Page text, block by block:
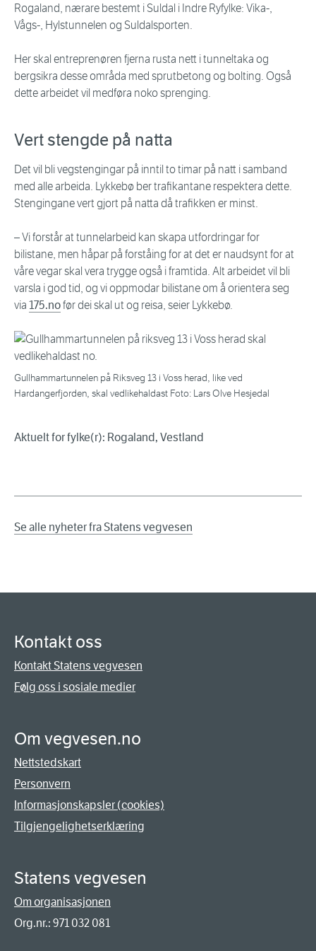
Rogaland, nærare bestemt i Suldal i Indre Ryfylke: Vika-,
Vågs-, Hylstunnelen og Suldalsporten.
Her skal entreprenøren fjerna rusta nett i tunneltaka og
bergsikra desse områda med sprutbetong og bolting. Også
dette arbeidet vil medføra noko sprenging.
Vert stengde på natta
Det vil bli vegstengingar på inntil to timar på natt i samband
med alle arbeida. Lykkebø ber trafikantane respektera dette.
Stengingane vert gjort på natta då trafikken er minst.
– Vi forstår at tunnelarbeid kan skapa utfordringar for
bilistane, men håpar på forståing for at det er naudsynt for at
våre vegar skal vera trygge også i framtida. Alt arbeidet vil bli
varsla i god tid, og vi oppmodar bilistane om å orientera seg
via 175.nofør dei skal ut og reisa, seier Lykkebø.
Gullhammartunnelen på Riksveg 13 i Voss herad, like ved
Hardangerfjorden, skal vedlikehaldast Foto: Lars Olve Hesjedal
Aktuelt for fylke(r): Rogaland, Vestland
Se alle nyheter fra Statens vegvesen
Kontakt oss
Kontakt Statens vegvesen
Følg oss i sosiale medier
Om vegvesen.no
Nettstedskart
Personvern
Informasjonskapsler (cookies)
Tilgjengelighetserklæring
Statens vegvesen
Om organisasjonen
Org.nr.: 971 032 081